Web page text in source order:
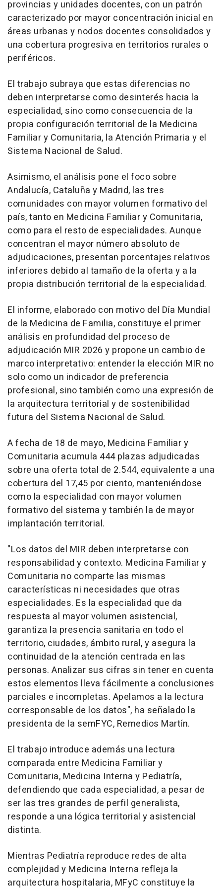
provincias y unidades docentes, con un patrón
caracterizado por mayor concentración inicial en
áreas urbanas y nodos docentes consolidados y
una cobertura progresiva en territorios rurales o
periféricos.
El trabajo subraya que estas diferencias no
deben interpretarse como desinterés hacia la
especialidad, sino como consecuencia de la
propia configuración territorial de la Medicina
Familiar y Comunitaria, la Atención Primaria y el
Sistema Nacional de Salud.
Asimismo, el análisis pone el foco sobre
Andalucía, Cataluña y Madrid, las tres
comunidades con mayor volumen formativo del
país, tanto en Medicina Familiar y Comunitaria,
como para el resto de especialidades. Aunque
concentran el mayor número absoluto de
adjudicaciones, presentan porcentajes relativos
inferiores debido al tamaño de la oferta y a la
propia distribución territorial de la especialidad.
El informe, elaborado con motivo del Día Mundial
de la Medicina de Familia, constituye el primer
análisis en profundidad del proceso de
adjudicación MIR 2026 y propone un cambio de
marco interpretativo: entender la elección MIR no
solo como un indicador de preferencia
profesional, sino también como una expresión de
la arquitectura territorial y de sostenibilidad
futura del Sistema Nacional de Salud.
A fecha de 18 de mayo, Medicina Familiar y
Comunitaria acumula 444 plazas adjudicadas
sobre una oferta total de 2.544, equivalente a una
cobertura del 17,45 por ciento, manteniéndose
como la especialidad con mayor volumen
formativo del sistema y también la de mayor
implantación territorial.
"Los datos del MIR deben interpretarse con
responsabilidad y contexto. Medicina Familiar y
Comunitaria no comparte las mismas
características ni necesidades que otras
especialidades. Es la especialidad que da
respuesta al mayor volumen asistencial,
garantiza la presencia sanitaria en todo el
territorio, ciudades, ámbito rural, y asegura la
continuidad de la atención centrada en las
personas. Analizar sus cifras sin tener en cuenta
estos elementos lleva fácilmente a conclusiones
parciales e incompletas. Apelamos a la lectura
corresponsable de los datos", ha señalado la
presidenta de la semFYC, Remedios Martín.
El trabajo introduce además una lectura
comparada entre Medicina Familiar y
Comunitaria, Medicina Interna y Pediatría,
defendiendo que cada especialidad, a pesar de
ser las tres grandes de perfil generalista,
responde a una lógica territorial y asistencial
distinta.
Mientras Pediatría reproduce redes de alta
complejidad y Medicina Interna refleja la
arquitectura hospitalaria, MFyC constituye la